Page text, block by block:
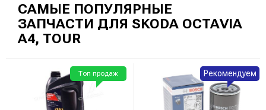
САМЫЕ ПОПУЛЯРНЫЕ
ЗАПЧАСТИ ДЛЯ SKODA OCTAVIA
A4, TOUR
Топ продаж Рекомендуем